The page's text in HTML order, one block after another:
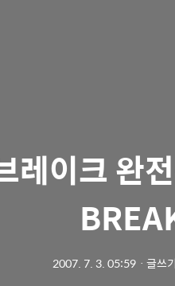
레이크 완
2007. 7. 3. 05:59ㆍ 글쓰